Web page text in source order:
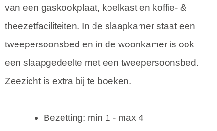
van een gaskookplaat, koelkast en koffie- &
theezetfaciliteiten. In de slaapkamer staat een
tweepersoonsbed en in de woonkamer is ook
een slaapgedeelte met een tweepersoonsbed.
Zeezicht is extra bij te boeken.
Bezetting: min 1 - max 4